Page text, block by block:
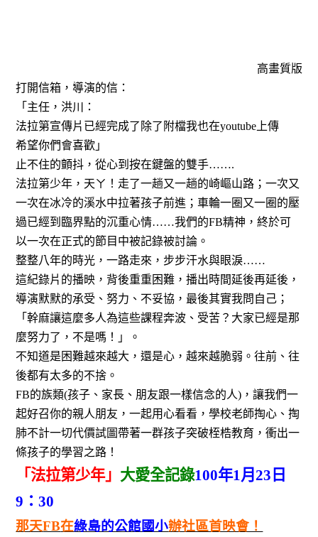
高畫質版
打開信箱，導演的信：
「 主任，洪川：
法拉第宣傳片已經完成了除了附檔我也在youtube 上傳
希望你們會喜歡」
止不住的顫抖，從心到按在鍵盤的雙手…….
法拉第少年，天ㄚ！走了一趟又一趟的崎嶇山路；一次又
一次在冰冷的溪水中拉著孩子前進；車輪一圈又一圈的壓
過已經到臨界點的沉重心情……我們的FB精神，終於可
以一次在正式的節目中被記錄被討論。
整整八年的時光，一路走來，步步汗水與眼淚……
這紀錄片的播映，背後重重困難，播出時間延後再延後，
導演默默的承受、努力、不妥協，最後其實我問自己；
「幹麻讓這麼多人為這些課程奔波、受苦？大家已經是那
麼努力了，不是嗎！」。
不知道是困難越來越大，還是心，越來越脆弱。往前、往
後都有太多的不捨。
FB的族類(孩子、家長、朋友跟一樣信念的人) ，讓我們一
起好召你的親人朋友，一起用心看看，學校老師掏心、掏
肺不計一切代價試圖帶著一群孩子突破桎梏教育，衝出一
條孩子的學習之路！
「法拉第少年」 大愛全記錄100年1 月23 日
9 ：30
那天FB在綠島的公館國小辦社區首映會！